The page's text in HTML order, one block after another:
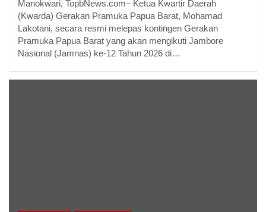
Manokwari, TopbNews.com– Ketua Kwartir Daerah
(Kwarda) Gerakan Pramuka Papua Barat, Mohamad
Lakotani, secara resmi melepas kontingen Gerakan
Pramuka Papua Barat yang akan mengikuti Jambore
Nasional (Jamnas) ke-12 Tahun 2026 di…